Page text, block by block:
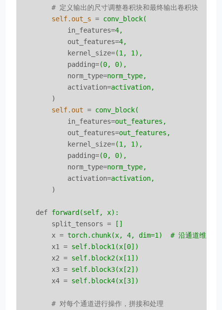
        # 定义输出的尺寸调整卷积块和最终输出卷积块
self.out_s = conv_block(
in_features=4,
out_features=4,
kernel_size=(1, 1),
padding=(0, 0),
norm_type=norm_type,
activation=activation,
)
self.out = conv_block(
in_features=out_features,
out_features=out_features,
kernel_size=(1, 1),
padding=(0, 0),
norm_type=norm_type,
activation=activation,
)
def forward(self, x):
split_tensors =
[]
x = torch.chunk(x, 4, dim=1)  # 沿通道维度将输
x1
= self.block1(x[0])
x2 = self.block2(x[1])
x3 = self.block3(x[2])
x4 = self.block4(x[3])
        # 对每个通道进行操作，拼接和处理